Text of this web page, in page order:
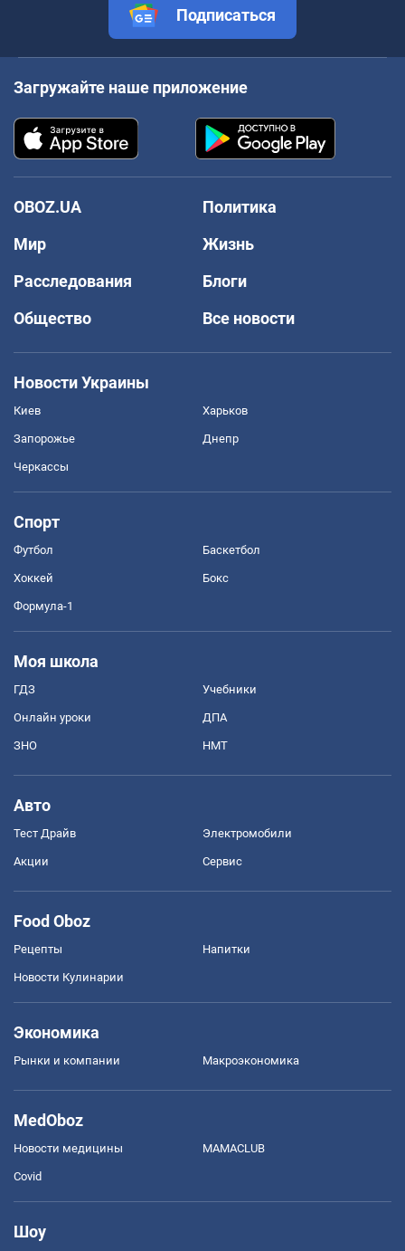
Подписаться
Загружайте наше приложение
OBOZ.UA
Политика
Мир
Жизнь
Расследования
Блоги
Общество
Все новости
Новости Украины
Киев Харьков
Запорожье Днепр
Черкассы
Спорт
Футбол Баскетбол
Хоккей Бокс
Формула-1
Моя школа
ГДЗ Учебники
Онлайн уроки ДПА
ЗНО НМТ
Авто
Тест Драйв Электромобили
Акции Сервис
Food Oboz
Рецепты Напитки
Новости Кулинарии
Экономика
Рынки и компании Mакроэкономика
MedOboz
Новости медицины MAMACLUB
Covid
Шоу